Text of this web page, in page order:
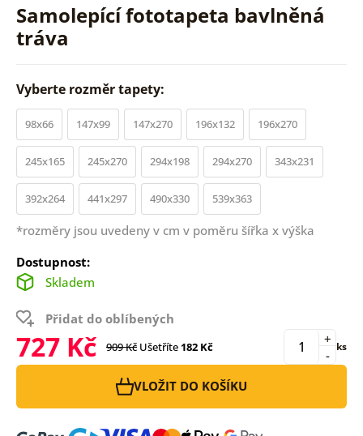
Samolepící fototapeta bavlněná
tráva
Vyberte rozměr tapety:
98x66 147x99 147x270 196x132 196x270
245x165 245x270 294x198 294x270 343x231
392x264 441x297 490x330 539x363
*rozměry jsou uvedeny v cm v poměru šířka x výška
Dostupnost:
Skladem
Přidat do oblíbených
727 Kč 909 Kč Ušetříte182 Kč -
+ ks
VLOŽIT DO KOŠÍKU